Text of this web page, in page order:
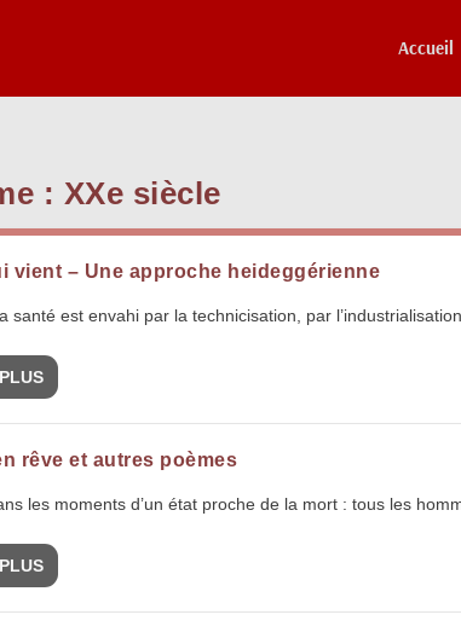
Accueil
: XXe siècle
vient – Une approche heideggérienne
santé est envahi par la technicisation, par
rêve et autres poèmes
les moments d’un état proche de la mort : tous les